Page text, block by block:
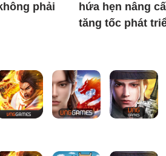
phải
hứa hẹn nâng
tăng tốc phát